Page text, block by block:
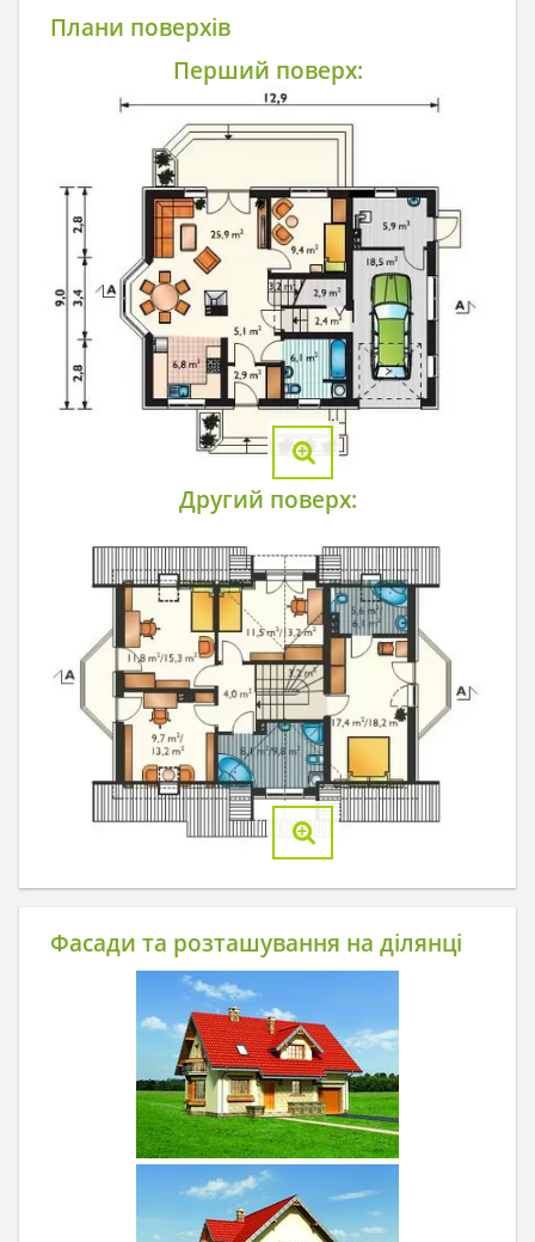
Плани поверхів
Перший поверх:
Другий поверх:
Фасади та розташування на ділянці